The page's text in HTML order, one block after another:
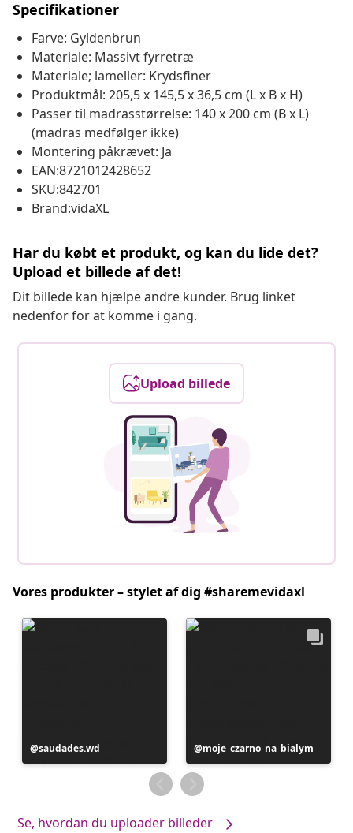
Specifikationer
Farve: Gyldenbrun
Materiale: Massivt fyrretræ
Materiale; lameller: Krydsfiner
Produktmål: 205,5 x 145,5 x 36,5 cm (L x B x H)
Passer til madrasstørrelse: 140 x 200 cm (B x L)
(madras medfølger ikke)
Montering påkrævet: Ja
EAN:8721012428652
SKU:842701
Brand:vidaXL
Har du købt et produkt, og kan du lide det?
Upload et billede af det!
Dit billede kan hjælpe andre kunder. Brug linket
nedenfor for at komme i gang.
Upload billede
Vores produkter – stylet af dig #sharemevidaxl
Opslag
offentliggjort
saudades.wd
Opslag
offentliggjort
af
moje_czarno_na_bialym
Se, hvordan du uploader billeder